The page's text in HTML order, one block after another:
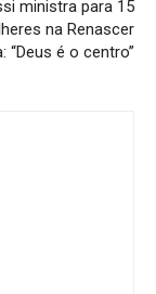
ministra para 15
na Renascer
“Deus é o centro”